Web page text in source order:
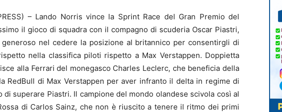
– Lando Norris vince la Sprint Race del Gran Premio del
il gioco di squadra con il compagno di scuderia Oscar Piastri,
nel cedere la posizione al britannico per consentirgli di
nella classifica piloti rispetto a Max Verstappen. Doppietta
alla Ferrari del monegasco Charles Leclerc, che beneficia della
RedBull di Max Verstappen per aver infranto il delta in regime di
superare Piastri. Il campione del mondo olandese scivola così al
di Carlos Sainz, che non è riuscito a tenere il ritmo dei primi